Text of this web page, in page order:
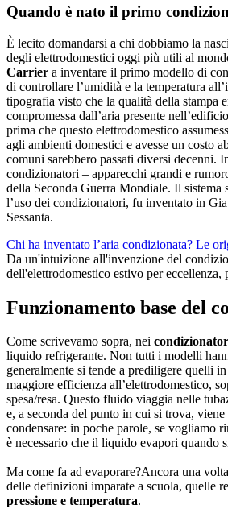
Quando è nato il primo
È lecito domandarsi a chi dobbiamo la
degli elettrodomestici oggi più utili al
Carrier a inventare il primo modello di
di controllare l’umidità e la temperatura
tipografia visto che la qualità della stampa
compromessa dall’aria presente
prima che questo elettrodomestico
agli ambienti domestici e avesse un costo
comuni sarebbero passati diversi decenni.
condizionatori – apparecchi grandi e
della Seconda Guerra Mondiale. Il sistema
l’uso dei condizionatori, fu inventato in
Sessanta.
Chi ha inventato l’aria condizionata? Le
Da un'intuizione all'invenzione del
dell'elettrodomestico estivo per eccellenza,
Funzionamento base del
Come scrivevamo sopra, nei
liquido refrigerante. Non tutti i modelli
generalmente si tende a prediligere quelli
maggiore efficienza all’elettrodomestico,
spesa/resa. Questo fluido viaggia nelle
e, a seconda del punto in cui si trova,
condensare: in poche parole, se vogliamo
è necessario che il liquido evapori quando
Ma come fa ad evaporare?Ancora una
delle definizioni imparate a scuola, quelle
pressione e temperatura.